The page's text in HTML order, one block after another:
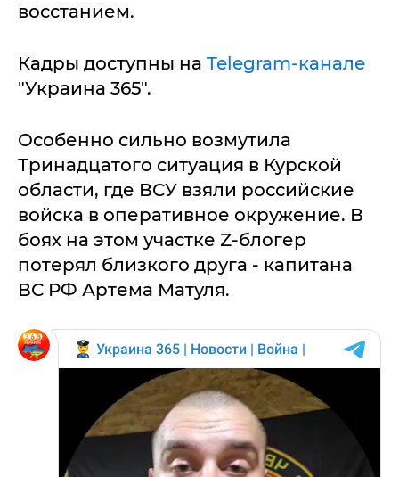
восстанием.
Кадры доступны на Telegram-канале
"Украина 365".
Особенно сильно возмутила
Тринадцатого ситуация в Курской
области, где ВСУ взяли российские
войска в оперативное окружение. В
боях на этом участке Z-блогер
потерял близкого друга - капитана
ВС РФ Артема Матуля.